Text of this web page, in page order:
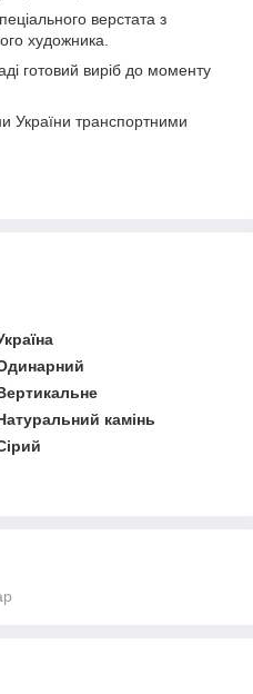
верстата з
художника.
готовий виріб до моменту
України транспортними
камінь